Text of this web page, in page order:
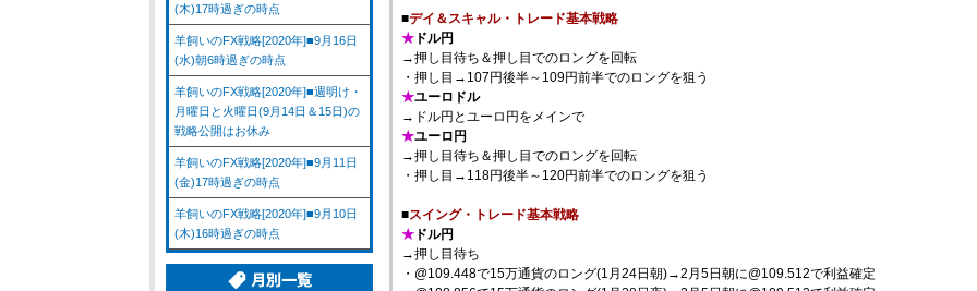
■デイ＆スキャル・トレード基本戦略
★ ドル円
→押し目待ち＆押し目でのロングを回転
・押し目→107円後半～109円前半でのロングを狙う
★ユーロドル
→ドル円とユーロ円をメインで
★ユーロ円
→押し目待ち＆押し目でのロングを回転
・押し目→118円後半～120円前半でのロングを狙う
■スイング・トレード基本戦略
★ ドル円
→押し目待ち
・@109.448で15万通貨のロング(1月24日朝)→2月5日朝に@109.512で利益確定
(木)17時過ぎの時点
羊飼いのFX戦略[2020年]■9月16日
(水)朝6時過ぎの時点
羊飼いのFX戦略[2020年]■週明け・
月曜日と火曜日(9月14日＆15日)の
戦略公開はお休み
羊飼いのFX戦略[2020年]■9月11日
(金)17時過ぎの時点
羊飼いのFX戦略[2020年]■9月10日
(木)16時過ぎの時点